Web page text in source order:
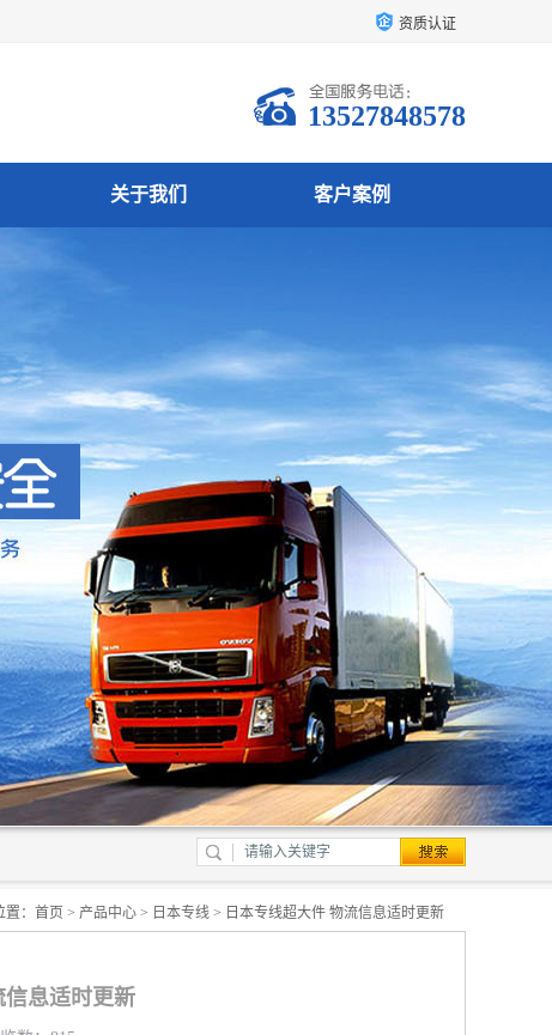
资质认证
13527848578
关于我们 客户案例
： 首页 > 产品中心 > 日本专线 > 日本专线超大件 物流信息适时更新
信息适时更新